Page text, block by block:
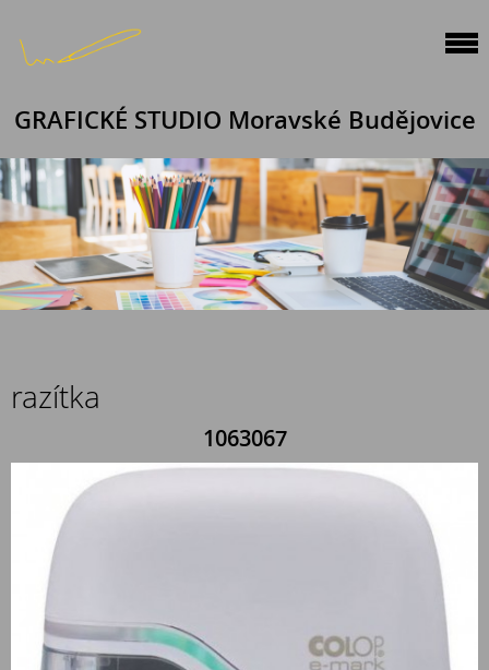
GRAFICKÉ STUDIO Moravské Budějovice
razítka
1063067